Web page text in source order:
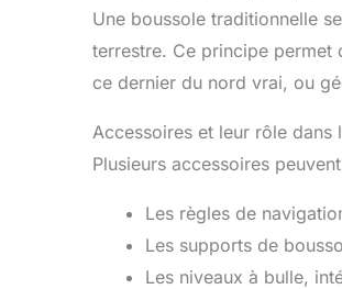
Une boussole traditionnelle
terrestre. Ce principe
ce dernier du nord vrai, ou
Accessoires et leur rôle dans
Plusieurs accessoires
Les règles de
Les supports de
Les niveaux à bulle,